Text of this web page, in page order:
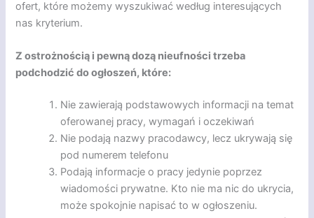
ofert, które możemy wyszukiwać według interesujących
nas kryterium.
Z ostrożnością i pewną dozą nieufności trzeba
podchodzić do ogłoszeń, które:
Nie zawierają podstawowych informacji na temat
oferowanej pracy, wymagań i oczekiwań
Nie podają nazwy pracodawcy, lecz ukrywają się
pod numerem telefonu
Podają informacje o pracy jedynie poprzez
wiadomości prywatne. Kto nie ma nic do ukrycia,
może spokojnie napisać to w ogłoszeniu.